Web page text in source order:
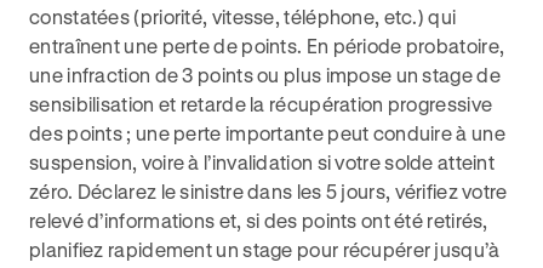
constatées (priorité, vitesse, téléphone, etc.) qui
entraînent une perte de points. En période probatoire,
une infraction de 3 points ou plus impose un stage de
sensibilisation et retarde la récupération progressive
des points ; une perte importante peut conduire à une
suspension, voire à l’invalidation si votre solde atteint
zéro. Déclarez le sinistre dans les 5 jours, vérifiez votre
relevé d’informations et, si des points ont été retirés,
planifiez rapidement un stage pour récupérer jusqu’à